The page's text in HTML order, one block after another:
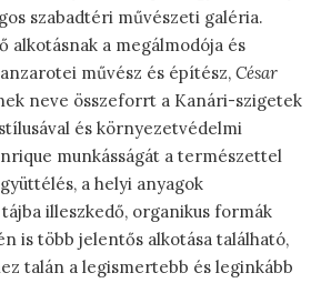
szabadtéri művészeti galéria.
alkotásnak a megálmodója és
művész és építész, César
neve összeforrt a Kanári-szigetek
és környezetvédelmi
munkásságát a természettel
a helyi anyagok
illeszkedő, organikus formák
is több jelentős alkotása található,
talán a legismertebb és leginkább